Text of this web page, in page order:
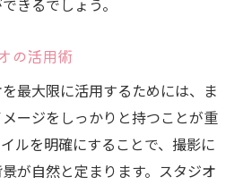
スタジオでの効果的な撮影プ
おこたらないメリット
スタジオで納得のいく写真を
ロセス
表現をセルフフォトスタジオ
の活用術
最大限に活用するためには、ま
ージをしっかりと持つことが重
ルを明確にすることで、撮影に
が自然と定まります。スタジオ